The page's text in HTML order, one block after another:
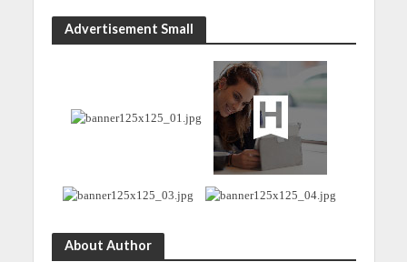
Advertisement Small
About Author